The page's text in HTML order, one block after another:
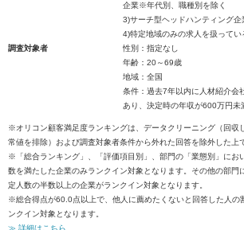
企業※年代別、職種別を除く
3)サーチ型ヘッドハンティング企
4)特定地域のみの求人を扱ってい
調査対象者
性別：指定なし
年齢：20～69歳
地域：全国
条件：過去7年以内に人材紹介会
あり、決定時の年収が600万円未
※オリコン顧客満足度ランキングは、データクリーニング（回収
常値を排除）および調査対象者条件から外れた回答を除外した上
※「総合ランキング」、「評価項目別」、部門の「業態別」にお
数を満たした企業のみランクイン対象となります。その他の部門
定人数の半数以上の企業がランクイン対象となります。
※総合得点が60.0点以上で、他人に薦めたくないと回答した人の
ンクイン対象となります。
≫ 詳細はこちら